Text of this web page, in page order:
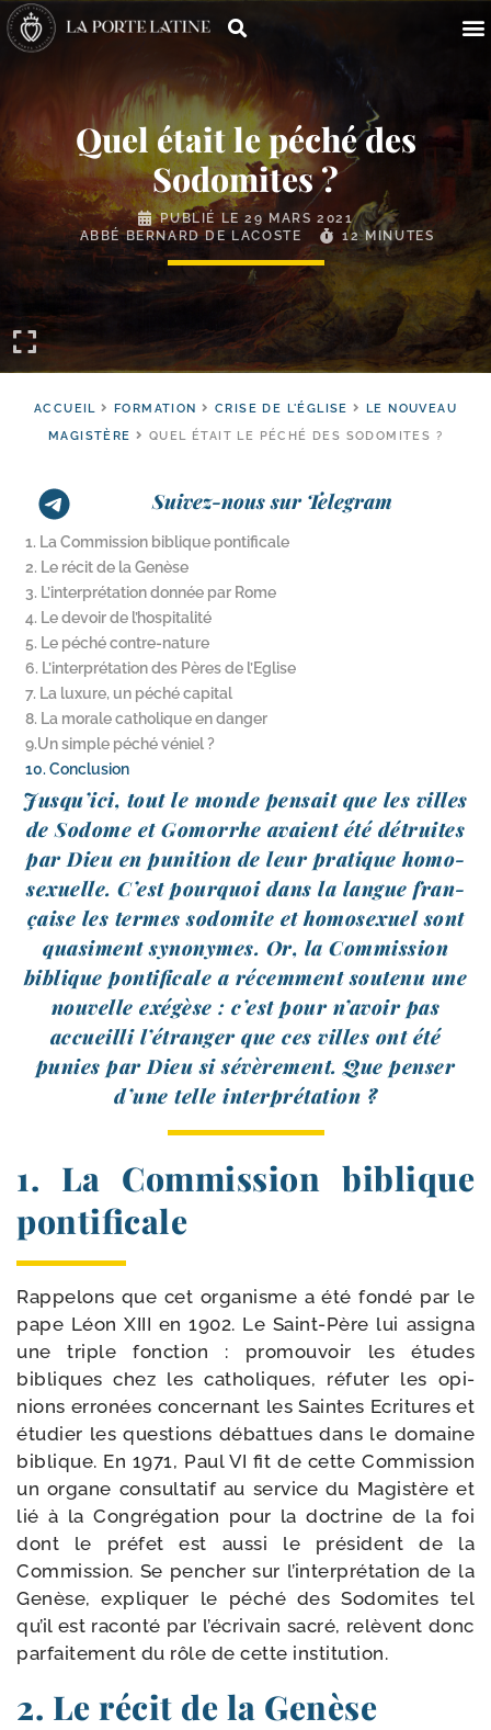
Quel était le péché des
Sodomites ?
PUBLIÉ LE29 MARS 2021
ABBÉ BERNARD DE LACOSTE
12 MINUTES
ACCUEIL FORMATION CRISE DE L'ÉGLISE
LE NOUVEAU
MAGISTÈRE
QUEL ÉTAIT LE PÉCHÉ DES SODOMITES ?
Suivez-nous sur Telegram
1. La Commission biblique pontificale
2. Le récit de la Genèse
3. L’interprétation donnée par Rome
4. Le devoir de l’hospitalité
5. Le péché contre-nature
6. L’interprétation des Pères de l’Eglise
7. La luxure, un péché capital
8. La morale catholique en danger
9.Un simple péché véniel ?
10. Conclusion
Jusqu’ici, tout le monde pen­sait que les villes
de Sodome et Gomorrhe avaient été détruites
par Dieu en puni­tion de leur pra­tique homo­
sexuelle. C’est pour­quoi dans la langue fran­
çaise les termes sodo­mite et homo­sexuel sont
qua­si­ment syno­nymes. Or, la Commission
biblique pon­ti­fi­cale a récem­ment sou­te­nu une
nou­velle exé­gèse : c’est pour n’avoir pas
accueilli l’étranger que ces villes ont été
punies par Dieu si sévè­re­ment. Que pen­ser
d’une telle interprétation ?
1. La Commission biblique
pontificale
Rappelons que cet orga­nisme a été fon­dé par le
pape Léon XIII en 1902. Le Saint-​Père lui assi­gna
une triple fonc­tion : pro­mou­voir les études
bibliques chez les catho­liques, réfu­ter les opi­
nions erro­nées concer­nant les Saintes Ecritures et
étu­dier les ques­tions débat­tues dans le domaine
biblique. En 1971, Paul VI fit de cette Commission
un organe consul­ta­tif au ser­vice du Magistère et
lié à la Congrégation pour la doc­trine de la foi
dont le pré­fet est aus­si le pré­sident de la
Commission. Se pen­cher sur l’interprétation de la
Genèse, expli­quer le péché des Sodomites tel
qu’il est racon­té par l’écrivain sacré, relèvent donc
par­fai­te­ment du rôle de cette institution.
2. Le récit de la Genèse